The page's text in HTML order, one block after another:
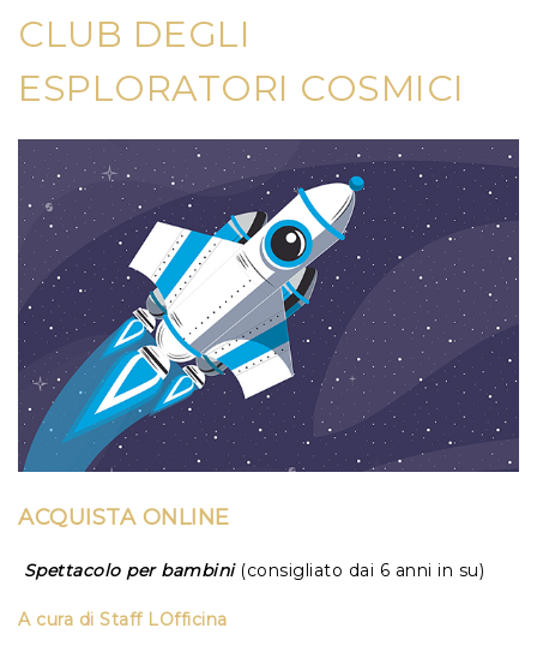
CLUB DEGLI
ESPLORATORI COSMICI
ACQUISTA ONLINE
Spettacolo per bambini(consigliato dai 6 anni in su)
A cura di Staff LOfficina